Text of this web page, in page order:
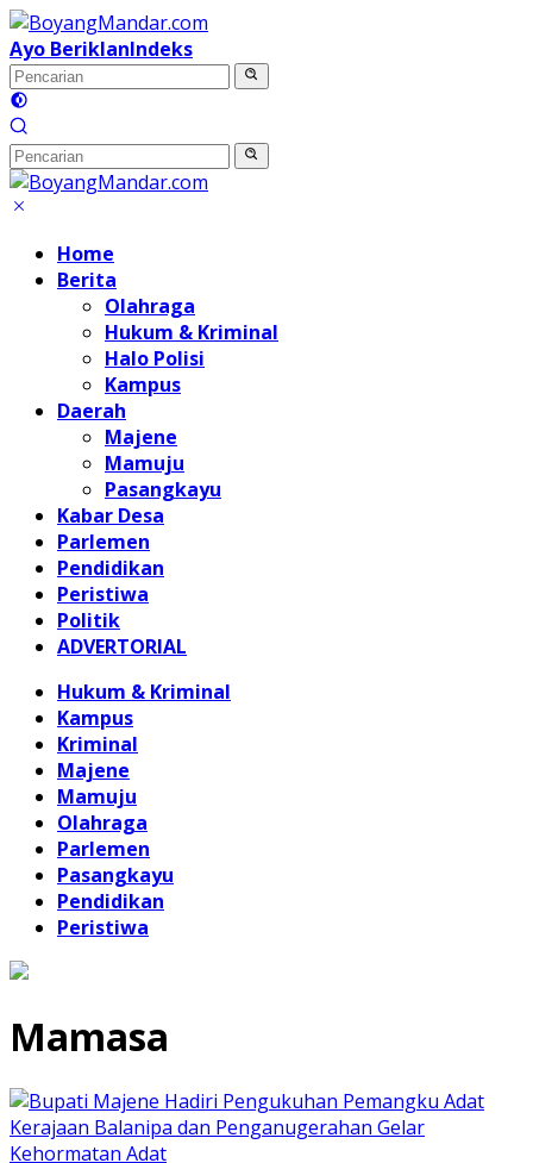
Langsung
ke
konten
Ayo BeriklanIndeks
Home
Berita
Olahraga
Hukum & Kriminal
Halo Polisi
Kampus
Daerah
Majene
Mamuju
Pasangkayu
Kabar Desa
Parlemen
Pendidikan
Peristiwa
Politik
ADVERTORIAL
Hukum & Kriminal
Kampus
Kriminal
Majene
Mamuju
Olahraga
Parlemen
Pasangkayu
Pendidikan
Peristiwa
Mamasa